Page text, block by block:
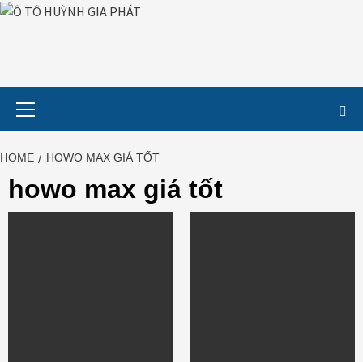
HOME HOWO MAX GIÁ TỐT
howo max giá tốt